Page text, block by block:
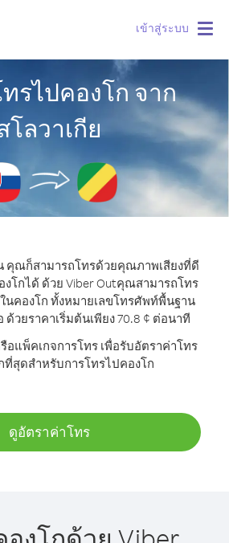
เข้าสู่ระบบ
รไปคองโก จาก
โลวาเกีย
คุณก็สามารถโทรด้วยคุณภาพเสียงที่ดี
งโกได้ ด้วย Viber Outคุณสามารถโทร
นคองโก ทั้งหมายเลขโทรศัพท์พื้นฐาน
วยราคาเริ่มต้นเพียง 70.8 ¢ ต่อนาที
อแพ็คเกจการโทร เพื่อรับอัตราค่าโทร
สุดสำหรับการโทรไปคองโก
ดูอัตราค่าโทร